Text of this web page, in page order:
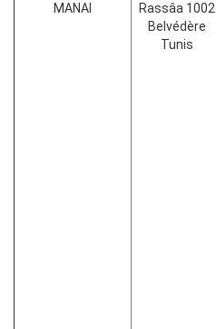
MANAI
Rassâa 1002
Belvédère
Tunis